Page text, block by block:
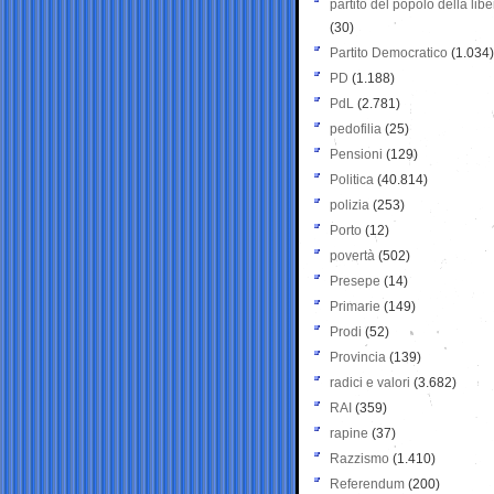
partito del popolo della
(30)
Partito Democratico (1.034)
PD (1.188)
PdL (2.781)
pedofilia (25)
Pensioni (129)
Politica (40.814)
polizia (253)
Porto (12)
povertà (502)
Presepe (14)
Primarie (149)
Prodi (52)
Provincia (139)
radici e valori (3.682)
RAI (359)
rapine (37)
Razzismo (1.410)
Referendum (200)